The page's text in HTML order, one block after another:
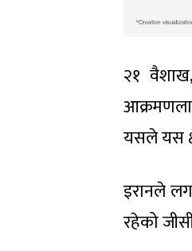
२१
यसले यस
इरानले
रहेको